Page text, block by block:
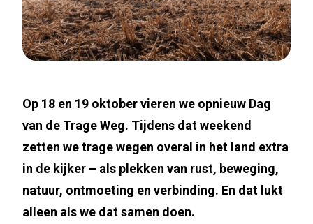
Op 18 en 19 oktober vieren we opnieuw Dag
van de Trage Weg. Tijdens dat weekend
zetten we trage wegen overal in het land extra
in de kijker – als plekken van rust, beweging,
natuur, ontmoeting en verbinding. En dat lukt
alleen als we dat samen doen.